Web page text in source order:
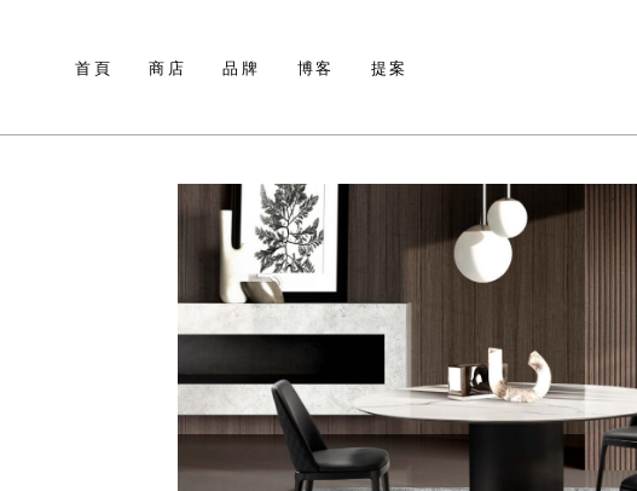
首頁 商店 品牌 博客 提案